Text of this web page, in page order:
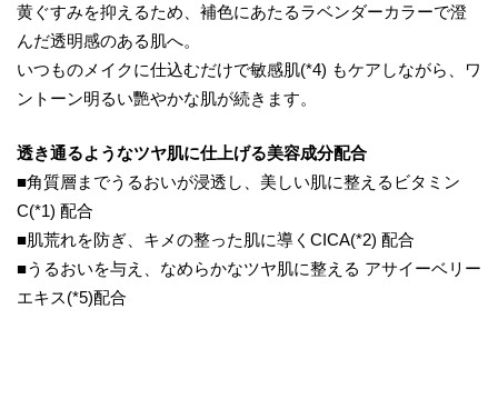
黄ぐすみを抑えるため、補色にあたるラベンダーカラーで澄
んだ透明感のある肌へ。
いつものメイクに仕込むだけで敏感肌(*4) もケアしながら、ワ
ントーン明るい艷やかな肌が続きます。
透き通るようなツヤ肌に仕上げる美容成分配合
■角質層までうるおいが浸透し、美しい肌に整えるビタミン
C(*1) 配合
■肌荒れを防ぎ、キメの整った肌に導くCICA(*2) 配合
■うるおいを与え、なめらかなツヤ肌に整える アサイーベリー
エキス(*5)配合